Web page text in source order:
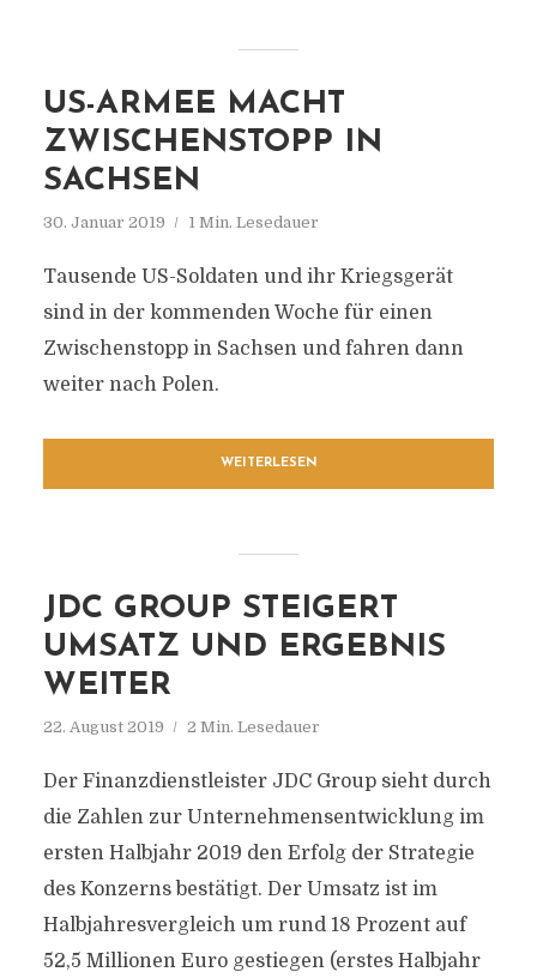
US-ARMEE MACHT
ZWISCHENSTOPP IN
SACHSEN
30. Januar 2019 1 Min. Lesedauer
Tausende US-Soldaten und ihr Kriegsgerät
sind in der kommenden Woche für einen
Zwischenstopp in Sachsen und fahren dann
weiter nach Polen.
WEITERLESEN
JDC GROUP STEIGERT
UMSATZ UND ERGEBNIS
WEITER
22. August 2019 2 Min. Lesedauer
Der Finanzdienstleister JDC Group sieht durch
die Zahlen zur Unternehmensentwicklung im
ersten Halbjahr 2019 den Erfolg der Strategie
des Konzerns bestätigt. Der Umsatz ist im
Halbjahresvergleich um rund 18 Prozent auf
52,5 Millionen Euro gestiegen (erstes Halbjahr